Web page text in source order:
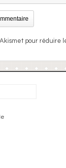
pour réduire